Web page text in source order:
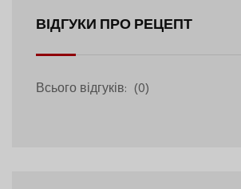
ВІДГУКИ ПРО РЕЦЕПТ
Всього відгуків: (0)